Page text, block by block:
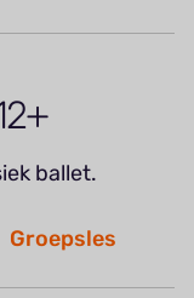
ballet.
Groepsles